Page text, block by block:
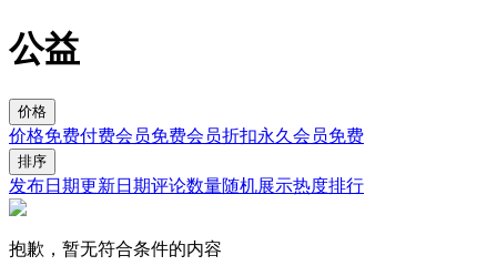
公益
价格
价格免费付费会员免费会员折扣永久会员免费
排序
发布日期更新日期评论数量随机展示热度排行
抱歉，暂无符合条件的内容